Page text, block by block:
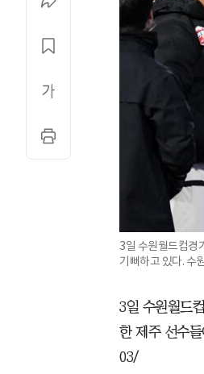
3일 수원월드컵경
기뻐하고 있다.
3일 수원월드
한 제주 선수
03/